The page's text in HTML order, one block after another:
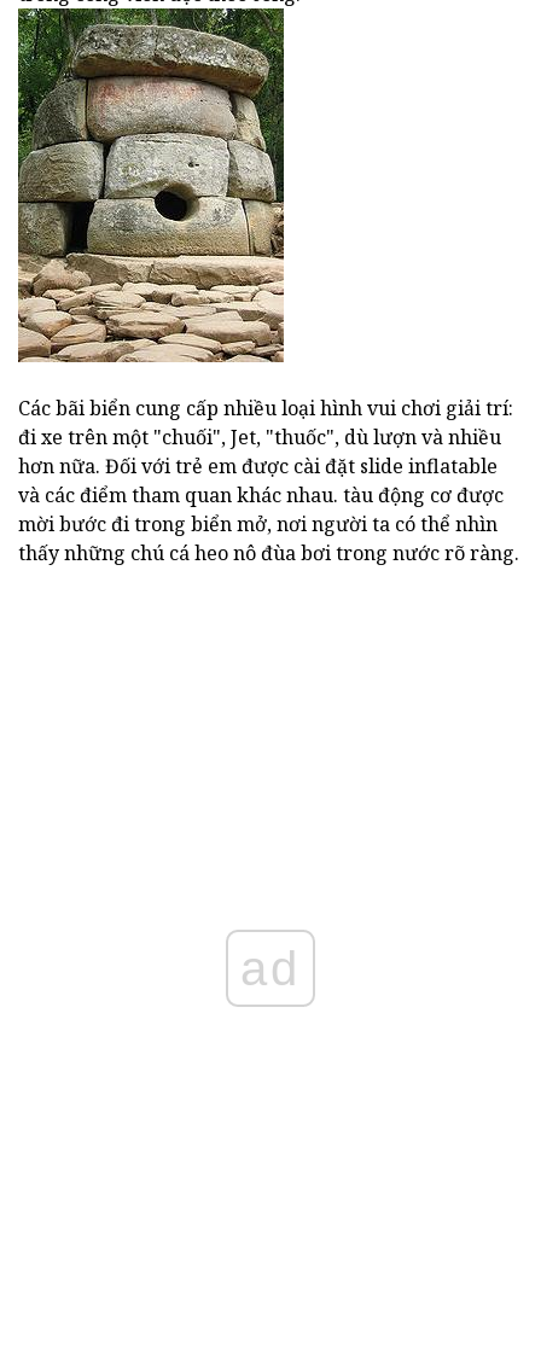
Các bãi biển cung cấp nhiều loại hình vui chơi giải trí:
đi xe trên một "chuối", Jet, "thuốc", dù lượn và nhiều
hơn nữa. Đối với trẻ em được cài đặt slide inflatable
và các điểm tham quan khác nhau. tàu động cơ được
mời bước đi trong biển mở, nơi người ta có thể nhìn
thấy những chú cá heo nô đùa bơi trong nước rõ ràng.
ad